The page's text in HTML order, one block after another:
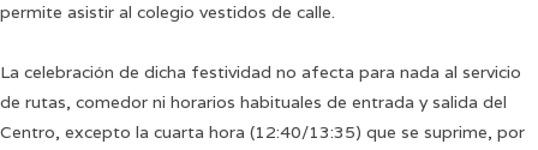
permite asistir al colegio vestidos de calle.
La celebración de dicha festividad no afecta para nada al servicio
de rutas, comedor ni horarios habituales de entrada y salida del
Centro, excepto la cuarta hora (12:40/13:35) que se suprime, por